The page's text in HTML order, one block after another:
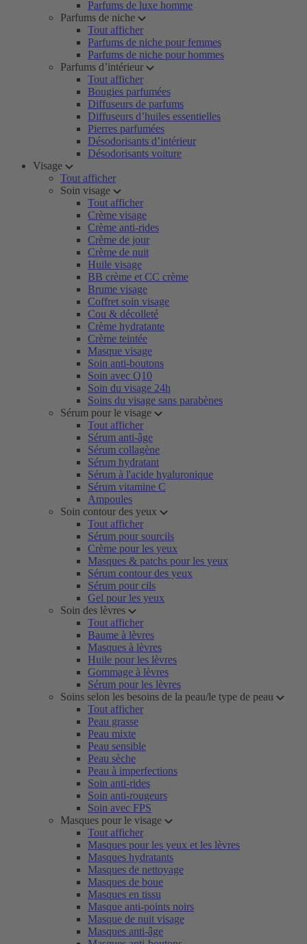
Parfums de luxe homme
Parfums de niche
Tout afficher
Parfums de niche pour femmes
Parfums de niche pour hommes
Parfums d’intérieur
Tout afficher
Bougies parfumées
Diffuseurs de parfums
Diffuseurs d’huiles essentielles
Pierres parfumées
Désodorisants d’intérieur
Désodorisants voiture
Visage
Tout afficher
Soin visage
Tout afficher
Crème visage
Crème anti-rides
Crème de jour
Crème de nuit
Huile visage
BB crème et CC crème
Brume visage
Coffret soin visage
Cou & décolleté
Crème hydratante
Crème teintée
Masque visage
Soin anti-boutons
Soin avec Q10
Soin du visage 24h
Soins du visage sans parabènes
Sérum pour le visage
Tout afficher
Sérum anti-âge
Sérum collagène
Sérum hydratant
Sérum à l'acide hyaluronique
Sérum vitamine C
Ampoules
Soin contour des yeux
Tout afficher
Sérum pour sourcils
Crème pour les yeux
Masques & patchs pour les yeux
Sérum contour des yeux
Sérum pour cils
Gel pour les yeux
Soin des lèvres
Tout afficher
Baume à lèvres
Masques à lèvres
Huile pour les lèvres
Gommage à lèvres
Sérum pour les lèvres
Soins selon les besoins de la peau/le type de peau
Tout afficher
Peau grasse
Peau mixte
Peau sensible
Peau sèche
Peau à imperfections
Soin anti-rides
Soin anti-rougeurs
Soin avec FPS
Masques pour le visage
Tout afficher
Masques pour les yeux et les lèvres
Masques hydratants
Masques de nettoyage
Masques de boue
Masques en tissu
Masque anti-points noirs
Masque de nuit visage
Masques anti-âge